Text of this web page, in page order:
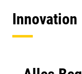
Innovation